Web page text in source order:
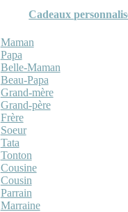
Cadeaux
Maman
Papa
Belle-Maman
Beau-Papa
Grand-mère
Grand-père
Frère
Soeur
Tata
Tonton
Cousine
Cousin
Parrain
Marraine